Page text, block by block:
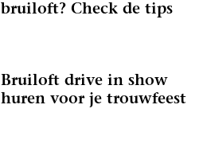
bruiloft? Check de tips
Bruiloft drive in show
huren voor je trouwfeest